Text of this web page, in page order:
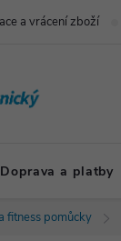
a vrácení zboží
Doprava a platby
fitness pomůcky